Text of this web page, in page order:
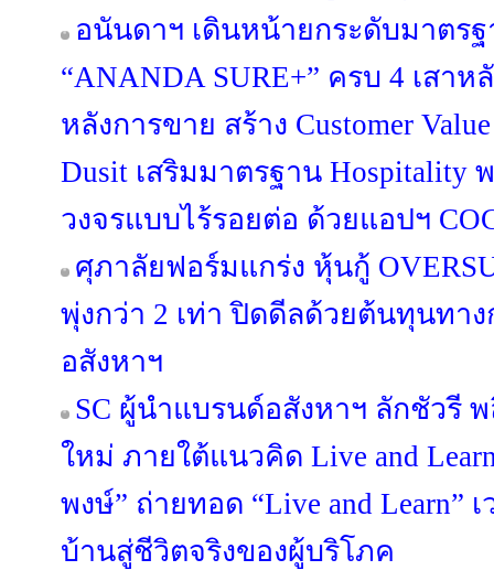
อนันดาฯ เดินหน้ายกระดับมาตร
“ANANDA SURE+” ครบ 4 เสา
หลังการขาย สร้าง Customer
Dusit เสริมมาตรฐาน Hospitality
วงจรแบบไร้รอยต่อ ด้วยแอปฯ
ศุภาลัยฟอร์มแกร่ง หุ้นกู้
พุ่งกว่า 2 เท่า ปิดดีลด้วยต้นทุนทา
อสังหาฯ
SC ผู้นำแบรนด์อสังหาฯ ลักชัวรี
ใหม่ ภายใต้แนวคิด Live and
พงษ์” ถ่ายทอด “Live and Learn”
บ้านสู่ชีวิตจริงของผู้บริโภค